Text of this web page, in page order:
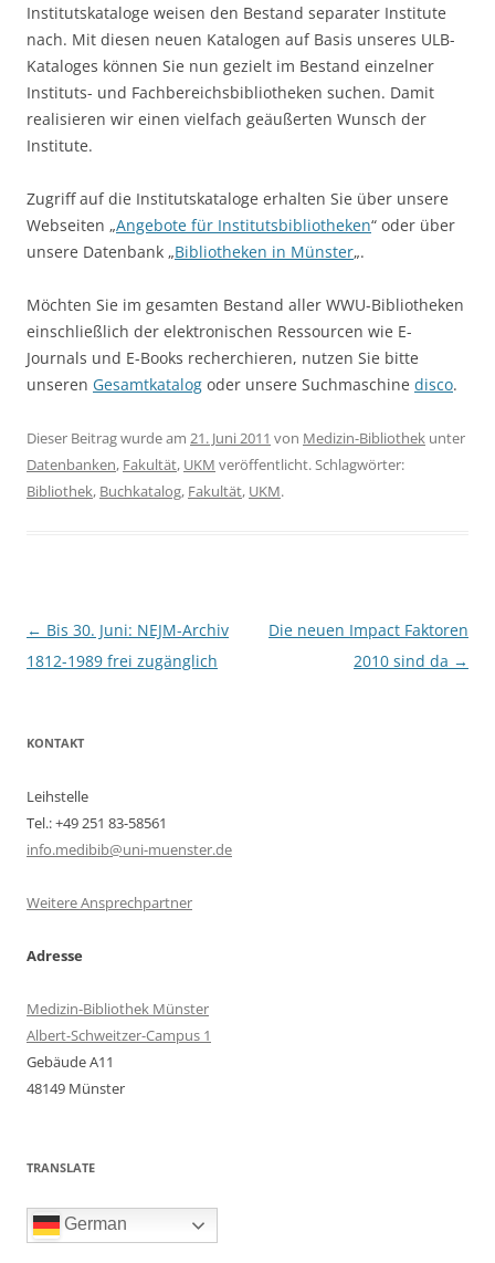
Institutskataloge weisen den Bestand separater Institute
nach. Mit diesen neuen Katalogen auf Basis unseres ULB-
Kataloges können Sie nun gezielt im Bestand einzelner
Instituts- und Fachbereichsbibliotheken suchen. Damit
realisieren wir einen vielfach geäußerten Wunsch der
Institute.
Zugriff auf die Institutskataloge erhalten Sie über unsere
Webseiten „Angebote für Institutsbibliotheken“ oder über
unsere Datenbank „Bibliotheken in Münster„.
Möchten Sie im gesamten Bestand aller WWU-Bibliotheken
einschließlich der elektronischen Ressourcen wie E-
Journals und E-Books recherchieren, nutzen Sie bitte
unseren Gesamtkatalog oder unsere Suchmaschine disco.
Dieser Beitrag wurde am 21. Juni 2011 von Medizin-Bibliothek unter
Datenbanken, Fakultät, UKM veröffentlicht. Schlagwörter:
Bibliothek, Buchkatalog, Fakultät, UKM.
Beitragsnavigation
← Bis 30. Juni: NEJM-Archiv
1812-1989 frei zugänglich
Die neuen Impact Faktoren
2010 sind da →
KONTAKT
Leihstelle
Tel.: +49 251 83-58561
info.medibib@uni-muenster.de
Weitere Ansprechpartner
Adresse
Medizin-Bibliothek Münster
Albert-Schweitzer-Campus 1
Gebäude A11
48149 Münster
TRANSLATE
German